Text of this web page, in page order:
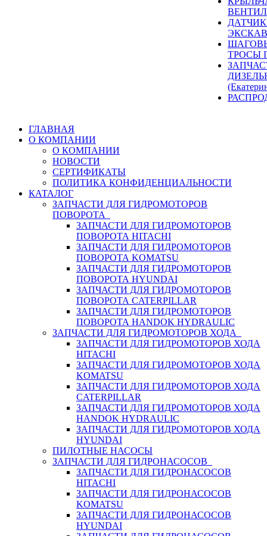
ТРОСЫ
ГЛАВНАЯ
О КОМПАНИИ
О КОМПАНИИ
НОВОСТИ
СЕРТИФИКАТЫ
ПОЛИТИКА КОНФИДЕНЦИАЛЬНОСТИ
КАТАЛОГ
ЗАПЧАСТИ ДЛЯ ГИДРОМОТОРОВ
ПОВОРОТА
ЗАПЧАСТИ ДЛЯ ГИДРОМОТОРОВ
ПОВОРОТА HITACHI
ЗАПЧАСТИ ДЛЯ ГИДРОМОТОРОВ
ПОВОРОТА KOMATSU
ЗАПЧАСТИ ДЛЯ ГИДРОМОТОРОВ
ПОВОРОТА HYUNDAI
ЗАПЧАСТИ ДЛЯ ГИДРОМОТОРОВ
ПОВОРОТА CATERPILLAR
ЗАПЧАСТИ ДЛЯ ГИДРОМОТОРОВ
ПОВОРОТА HANDOK HYDRAULIC
ЗАПЧАСТИ ДЛЯ ГИДРОМОТОРОВ ХОДА
ЗАПЧАСТИ ДЛЯ ГИДРОМОТОРОВ ХОДА
HITACHI
ЗАПЧАСТИ ДЛЯ ГИДРОМОТОРОВ ХОДА
KOMATSU
ЗАПЧАСТИ ДЛЯ ГИДРОМОТОРОВ ХОДА
CATERPILLAR
ЗАПЧАСТИ ДЛЯ ГИДРОМОТОРОВ ХОДА
HANDOK HYDRAULIC
ЗАПЧАСТИ ДЛЯ ГИДРОМОТОРОВ ХОДА
HYUNDAI
ПИЛОТНЫЕ НАСОСЫ
ЗАПЧАСТИ ДЛЯ ГИДРОНАСОСОВ
ЗАПЧАСТИ ДЛЯ ГИДРОНАСОСОВ
HITACHI
ЗАПЧАСТИ ДЛЯ ГИДРОНАСОСОВ
KOMATSU
ЗАПЧАСТИ ДЛЯ ГИДРОНАСОСОВ
HYUNDAI